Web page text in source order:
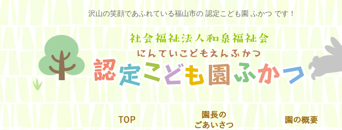
沢山の笑顔であふれている福山市の 認定こども園 ふかつ です！